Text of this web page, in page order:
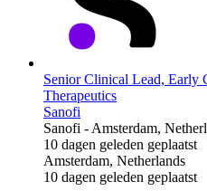
Senior Clinical Lead, Early
Therapeutics
Sanofi
Sanofi -Amsterdam,
10 dagen geleden geplaatst
Amsterdam, Netherlands
10 dagen geleden geplaatst